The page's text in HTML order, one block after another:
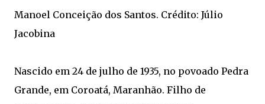
Manoel Conceição dos Santos. Crédito: Júlio
Jacobina
Nascido em 24 de julho de 1935, no povoado Pedra
Grande, em Coroatá, Maranhão. Filho de